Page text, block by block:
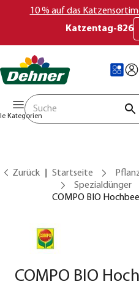
10 % auf das
Katzentag-826
Kategorien
Zurück Startseite
Spezialdünger
COMPO BIO
COMPO BIO